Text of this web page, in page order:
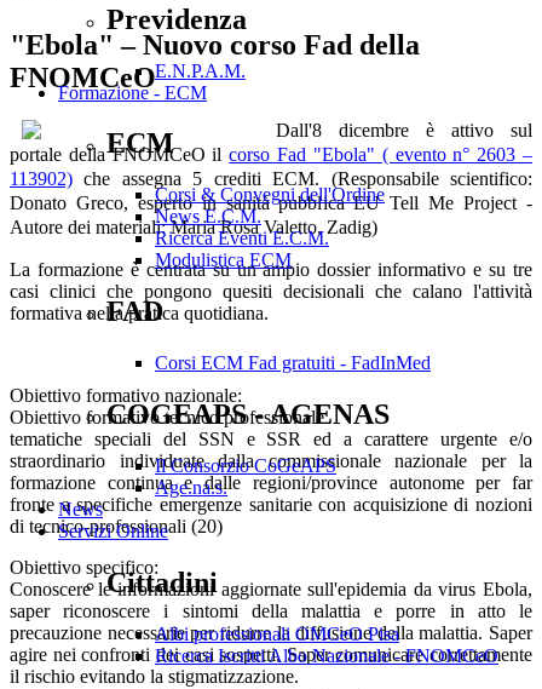
Previdenza
E.N.P.A.M.
Formazione - ECM
ECM
Corsi & Convegni dell'Ordine
News E.C.M.
Ricerca Eventi E.C.M.
Modulistica ECM
FAD
Corsi ECM Fad gratuiti - FadInMed
COGEAPS - AGENAS
Il Consorzio CoGeAPS
Age.na.s.
News
Servizi Online
Cittadini
Albi professionali OMCeO Pisa
Ricerca Iscritti Albo Nazionale - FNOMCeO
"Ebola" – Nuovo corso Fad della
FNOMCeO
Dall'8 dicembre è attivo sul
portale della FNOMCeO ilcorso Fad "Ebola" ( evento n° 2603 –
113902) che assegna 5 crediti ECM. (Responsabile scientifico:
Donato Greco, esperto in sanità pubblica EU Tell Me Project -
Autore dei materiali: Maria Rosa Valetto, Zadig)
La formazione è centrata su un ampio dossier informativo e su tre
casi clinici che pongono quesiti decisionali che calano l'attività
formativa nella pratica quotidiana.
Obiettivo formativo nazionale:
Obiettivo formativo tecnico professionale
tematiche speciali del SSN e SSR ed a carattere urgente e/o
straordinario individuate dalla commissionale nazionale per la
formazione continua e dalle regioni/province autonome per far
fronte a specifiche emergenze sanitarie con acquisizione di nozioni
di tecnico-professionali (20)
Obiettivo specifico:
Conoscere le informazioni aggiornate sull'epidemia da virus Ebola,
saper riconoscere i sintomi della malattia e porre in atto le
precauzione necessarie per ridurre la diffusione della malattia. Saper
agire nei confronti dei casi sospetti. Saper comunicare correttamente
il rischio evitando la stigmatizzazione.